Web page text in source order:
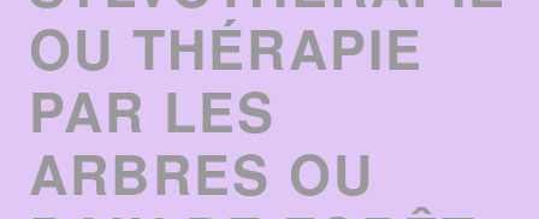
OU THÉRAPIE
PAR LES
ARBRES OU